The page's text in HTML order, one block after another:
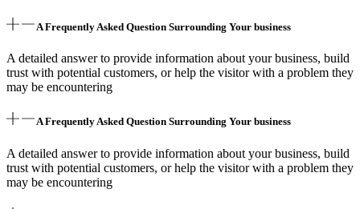
A Frequently Asked Question Surrounding Your business
A detailed answer to provide information about your business, build
trust with potential customers, or help the visitor with a problem they
may be encountering
A Frequently Asked Question Surrounding Your business
A detailed answer to provide information about your business, build
trust with potential customers, or help the visitor with a problem they
may be encountering